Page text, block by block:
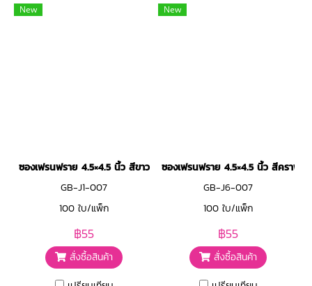
New
ซองเฟรนฟราย 4.5×4.5 นิ้ว สีขาว
GB-J1-007
100 ใบ/แพ็ก
฿55
สั่งซื้อสินค้า
New
ซองเฟรนฟราย 4.5×4.5 นิ้ว สีคราฟท์
GB-J6-007
100 ใบ/แพ็ก
฿55
สั่งซื้อสินค้า